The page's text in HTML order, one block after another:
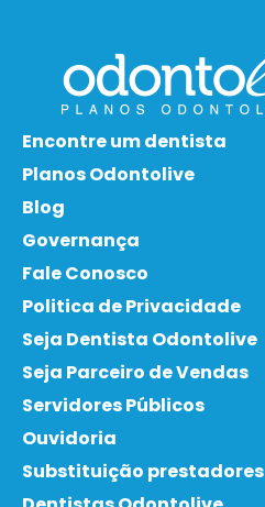
Encontre um dentista
Planos Odontolive
Blog
Governança
Fale Conosco
Politica de Privacidade
Seja Dentista Odontolive
Seja Parceiro de Vendas
Servidores Públicos
Ouvidoria
Substituição prestadores